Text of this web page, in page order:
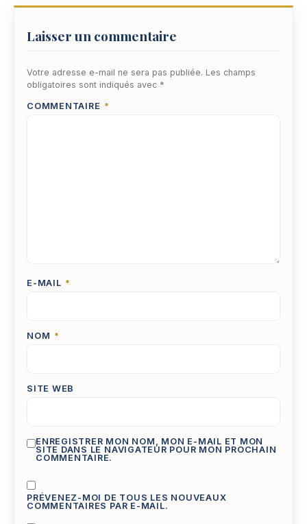
Laisser un commentaire
Votre adresse e-mail ne sera pas publiée. Les champs
obligatoires sont indiqués avec *
COMMENTAIRE *
E-MAIL *
NOM *
SITE WEB
ENREGISTRER MON NOM, MON E-MAIL ET MON
SITE DANS LE NAVIGATEUR POUR MON PROCHAIN
COMMENTAIRE.
PRÉVENEZ-MOI DE TOUS LES NOUVEAUX
COMMENTAIRES PAR E-MAIL.